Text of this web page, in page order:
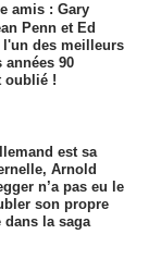
amis : Gary
Penn et Ed
l'un des meilleurs
90
oublié !
est sa
Arnold
n’a pas eu le
son propre
dans la saga